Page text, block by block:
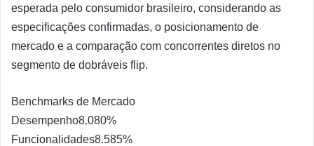
esperada pelo consumidor brasileiro, considerando as
especificações confirmadas, o posicionamento de
mercado e a comparação com concorrentes diretos no
segmento de dobráveis flip.
Benchmarks de Mercado
Desempenho8.080%
Funcionalidades8.585%